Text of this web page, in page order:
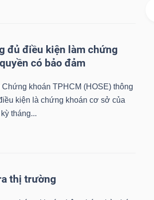
đủ điều kiện làm chứng
có bảo đảm
khoán TPHCM (HOSE) thông
kiện là chứng khoán cơ sở của
tháng...
thị trường